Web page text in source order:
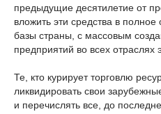
предыдущие десятилетие от
вложить эти средства в
базы страны, с массовым
предприятий во всех отраслях
Те, кто курирует торговлю
ликвидировать свои
и перечислять все, до